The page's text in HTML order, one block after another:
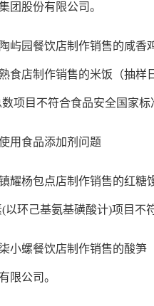
团股份有限公司。
屿园餐饮店制作销售的咸
食店制作销售的米饭（抽样
项目不符合食品安全国家
用食品添加剂问题
耀杨包点店制作销售的红
以环己基氨基磺酸计)项目
小螺餐饮店制作销售的酸
限公司。